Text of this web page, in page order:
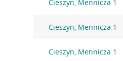
Cieszyn, Mennicza 1
Cieszyn, Mennicza 1
Cieszyn, Mennicza 1